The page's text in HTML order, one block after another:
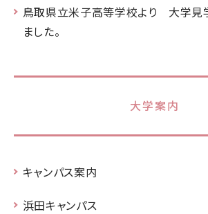
鳥取県立米子高等学校より 大学見
ました。
大学案内
キャンパス案内
浜田キャンパス